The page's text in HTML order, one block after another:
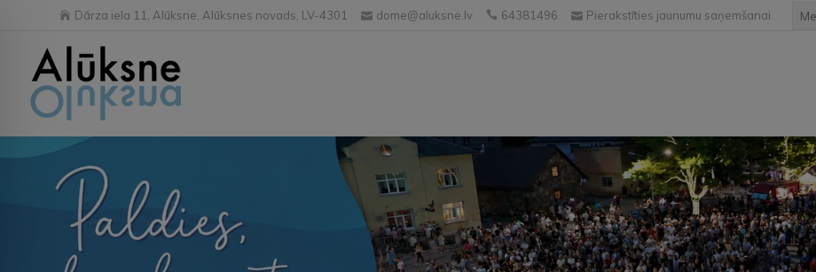
Dārza iela 11, Alūksne, Alūksnes novads, LV-4301 dome@aluksne.lv 64381496 Pierakstīties jaunumu saņemšanai